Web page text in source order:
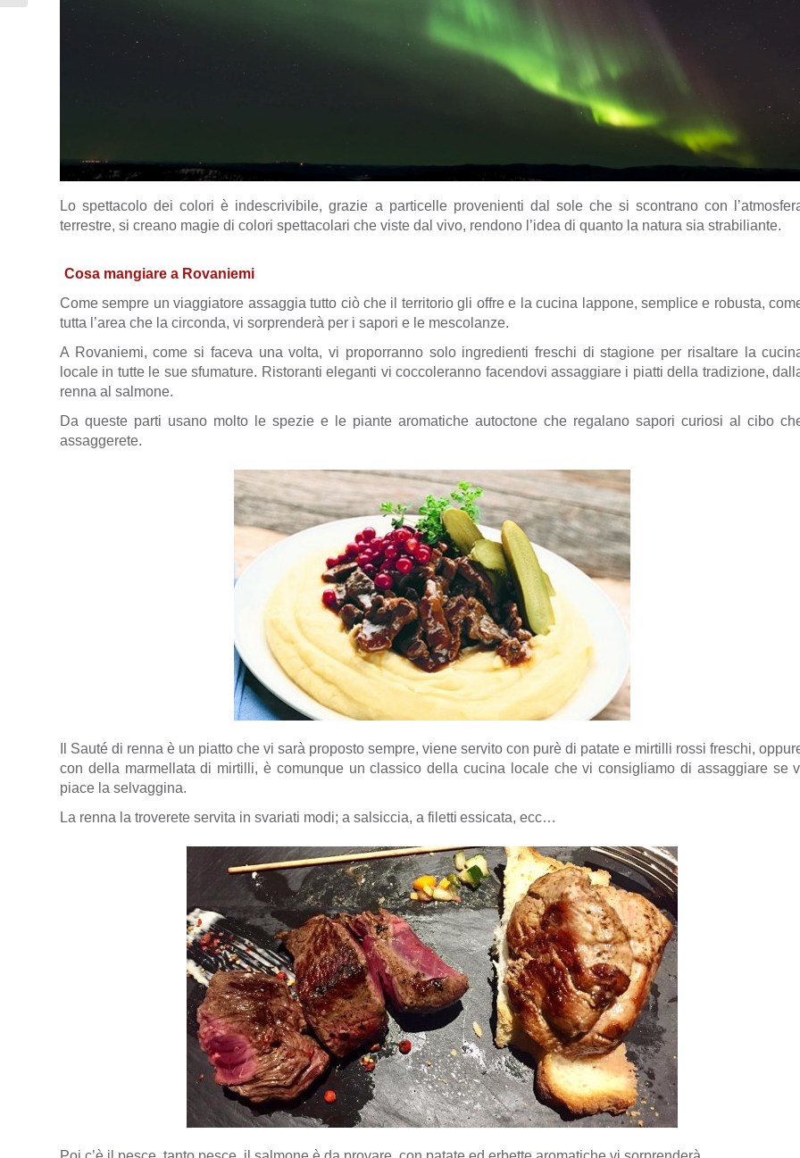
Lo spettacolo dei colori è indescrivibile, grazie a particelle provenienti dal sole che si scontrano con
terrestre, si creano magie di colori spettacolari che viste dal vivo, rendono l’idea di quanto la natura sia strabiliante.
Cosa mangiare a Rovaniemi
Come sempre un viaggiatore assaggia tutto ciò che il territorio gli offre e la cucina lappone, semplice e robusta,
tutta l’area che la circonda, vi sorprenderà per i sapori e le mescolanze.
A Rovaniemi, come si faceva una volta, vi proporranno solo ingredienti freschi di stagione per risaltare la
locale in tutte le sue sfumature. Ristoranti eleganti vi coccoleranno facendovi assaggiare i piatti della tradizione,
renna al salmone.
Da queste parti usano molto le spezie e le piante aromatiche autoctone che regalano sapori curiosi al cibo
assaggerete.
Sauté di rennaè un piatto che vi sarà proposto sempre, vieneservito con purè di patate e mirtilli rossi freschi,
con della marmellata di mirtilli, è comunque un classico della cucina locale che vi consigliamo di assaggiare se
piace la selvaggina.
La renna la troverete servita in svariati modi; a salsiccia, a filetti essicata, ecc…